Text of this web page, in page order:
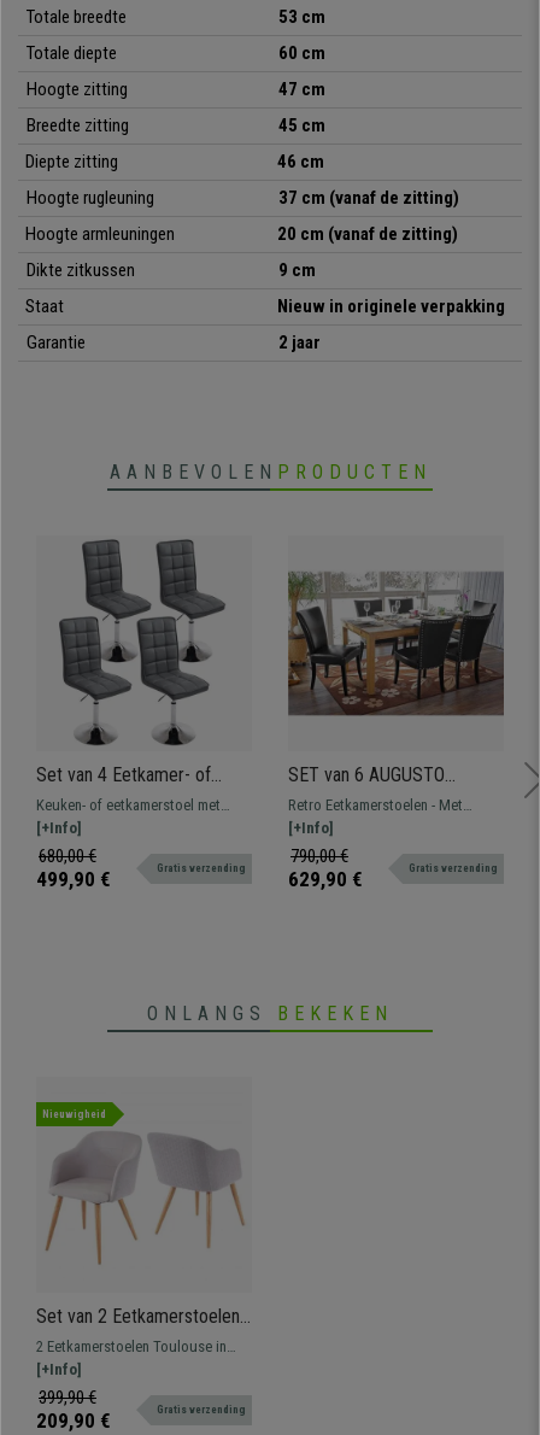
•Eigentijds retro design
metalen frame en poten
• Zeer comfortabel, met dikke vulling
Totale breedte
53 cm
Totale diepte
60 cm
Hoogte zitting
47 cm
Breedte zitting
45 cm
Diepte zitting
46 cm
Hoogte rugleuning
37 cm (vanaf de zitting)
Hoogte armleuningen
20 cm (vanaf de zitting)
Dikte zitkussen
9 cm
Staat
Nieuw in originele verpakking
Garantie
2 jaar
AANBEVOLEN PRODUCTEN
Set van 4 Eetkamer- of
Keukenstoelen OSUNA
LEDER, in Hoogte
Verstelbaar, Grijs
Keuken- of eetkamerstoel met
strakke vormgeving, in hoogte
verstelbaar en bekleed met
synthetisch lederen met capitonné
[+Info]
680,00 €
499,90 € Gratis verzending
SET van 6 AUGUSTO
Eetkamerstoelen, Retro
Design met Klinknagels,
Zwart Leder en
Donkerhouten Poten
Retro Eetkamerstoelen - Met
Klinknagels - Zeer Elegant
[+Info]
790,00 €
629,90 € Gratis verzending
ONLANGS BEKEKEN
Nieuwigheid
Set van 2 Eetkamerstoelen
TOULOUSE, Vintage Design,
Lichtgrijze Stof
2 Eetkamerstoelen Toulouse in
retrostijl bekleed met
hoogwaardige stof en met
stevige, verfijnde metalen poten
[+Info]
399,90 €
209,90 € Gratis verzending